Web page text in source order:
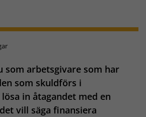
som arbetsgivare som har
som skuldförs i
in åtagandet med en
vill säga finansiera